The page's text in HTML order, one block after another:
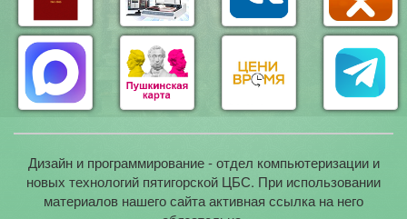
Дизайн и программирование - отдел компьютеризации и
новых технологий пятигорской ЦБС. При использовании
материалов нашего сайта активная ссылка на него